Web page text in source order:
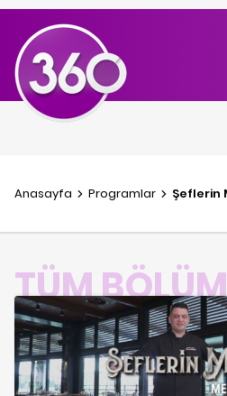
Anasayfa Programlar Şeflerin
TÜM